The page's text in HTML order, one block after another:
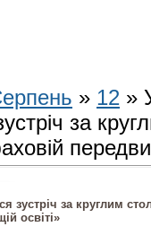
» 12 »
за
зустріч за круглим
освіті»